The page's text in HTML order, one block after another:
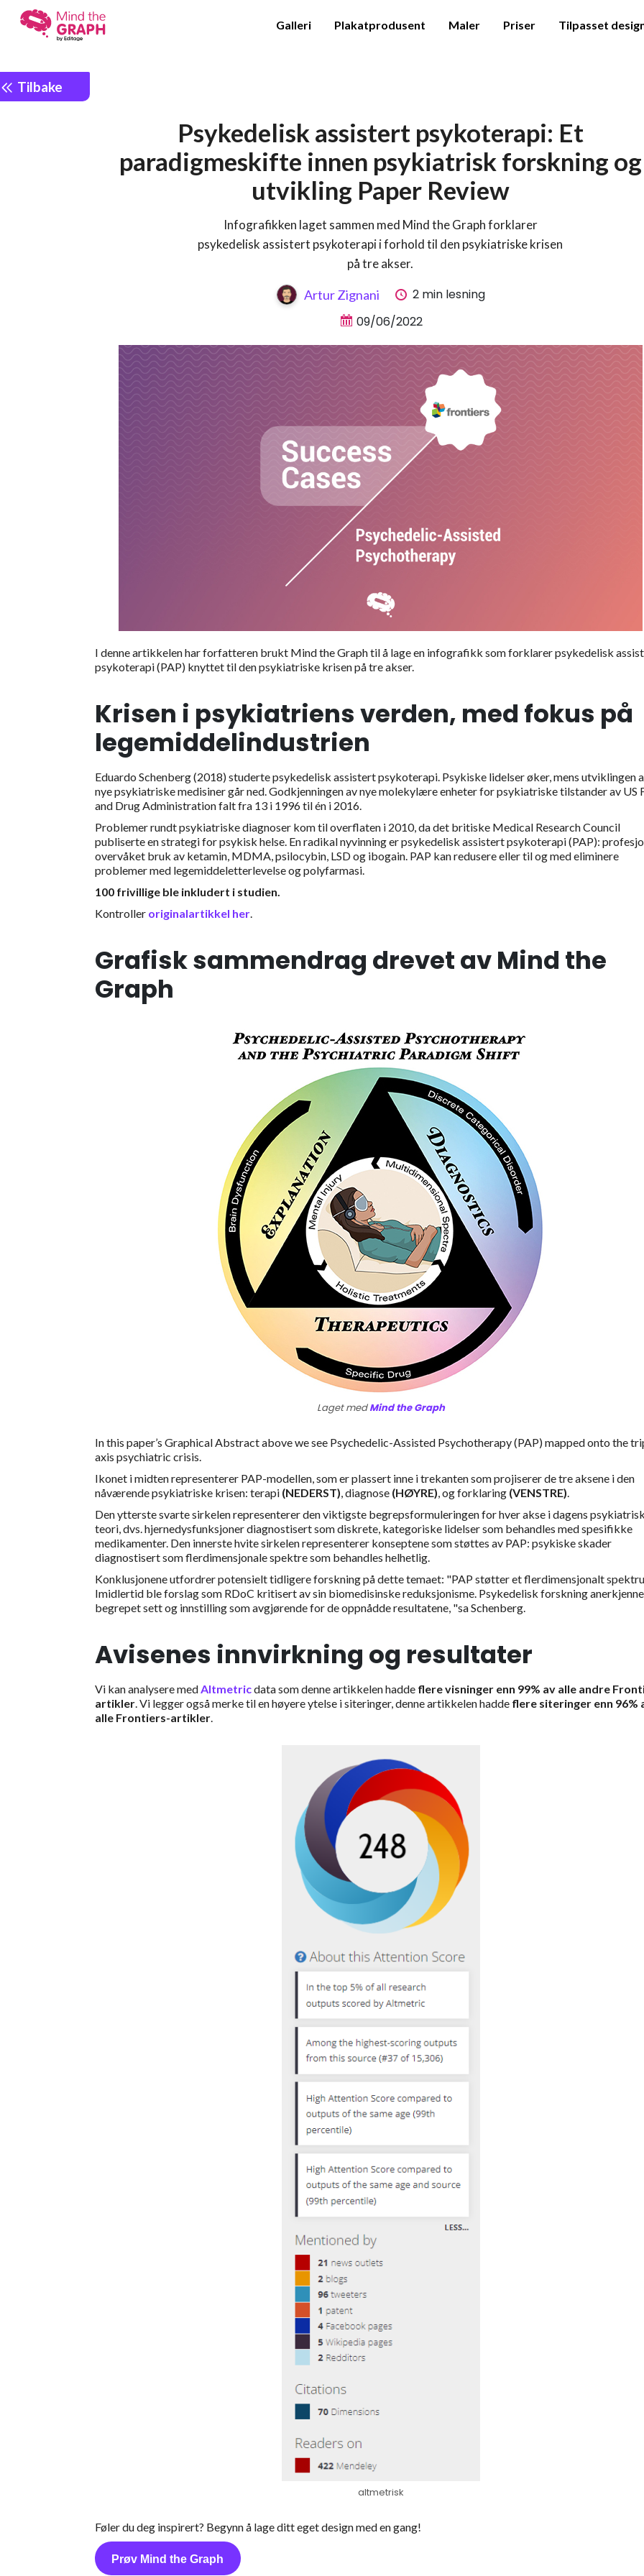
Galleri Plakatprodusent Maler Priser Tilpasset
Tilbake
Psykedelisk assistert psykoterapi: Et
paradigmeskifte innen psykiatrisk forskning og
utvikling Paper Review
Infografikken laget sammen med Mind the Graph forklarer
psykedelisk assistert psykoterapi i forhold til den psykiatriske krisen
på tre akser.
Artur Zignani
2 min lesning
09/06/2022
I denne artikkelen har forfatteren brukt Mind the Graph til å lage en infografikk som forklarer psykedelisk
psykoterapi (PAP) knyttet til den psykiatriske krisen på tre akser.
Krisen i psykiatriens verden, med fokus på
legemiddelindustrien
Eduardo Schenberg (2018) studerte psykedelisk assistert psykoterapi. Psykiske lidelser øker, mens utviklingen
nye psykiatriske medisiner går ned. Godkjenningen av nye molekylære enheter for psykiatriske tilstander av US
and Drug Administration falt fra 13 i 1996 til én i 2016.
Problemer rundt psykiatriske diagnoser kom til overflaten i 2010, da det britiske Medical Research Council
publiserte en strategi for psykisk helse. En radikal nyvinning er psykedelisk assistert psykoterapi (PAP):
overvåket bruk av ketamin, MDMA, psilocybin, LSD og ibogain. PAP kan redusere eller til og med eliminere
problemer med legemiddeletterlevelse og polyfarmasi.
100 frivillige ble inkludert i studien.
Kontroller originalartikkel her.
Grafisk sammendrag drevet av Mind the
Graph
Laget medMind the Graph
In this paper’s Graphical Abstract above we see Psychedelic-Assisted Psychotherapy (PAP) mapped onto the
axis psychiatric crisis.
Ikonet i midten representerer PAP-modellen, som er plassert inne i trekanten som projiserer de tre aksene i den
nåværende psykiatriske krisen: terapi (NEDERST) , diagnose (HØYRE) , og forklaring (VENSTRE)
Den ytterste svarte sirkelen representerer den viktigste begrepsformuleringen for hver akse i dagens
teori, dvs. hjernedysfunksjoner diagnostisert som diskrete, kategoriske lidelser som behandles med spesifikke
medikamenter. Den innerste hvite sirkelen representerer konseptene som støttes av PAP: psykiske skader
diagnostisert som flerdimensjonale spektre som behandles helhetlig.
Konklusjonene utfordrer potensielt tidligere forskning på dette temaet: "PAP støtter et flerdimensjonalt
Imidlertid ble forslag som RDoC kritisert av sin biomedisinske reduksjonisme. Psykedelisk forskning
begrepet sett og innstilling som avgjørende for de oppnådde resultatene, "sa Schenberg.
Avisenes innvirkning og resultater
Vi kan analysere med Altmetricdata som denne artikkelen hadde flere visninger enn 99% av alle andre
artikler . Vi legger også merke til en høyere ytelse i siteringer, denne artikkelen hadde flere siteringer enn 96%
alle Frontiers-artikler
altmetrisk
Føler du deg inspirert? Begynn å lage ditt eget design med en gang!
Prøv Mind the Graph